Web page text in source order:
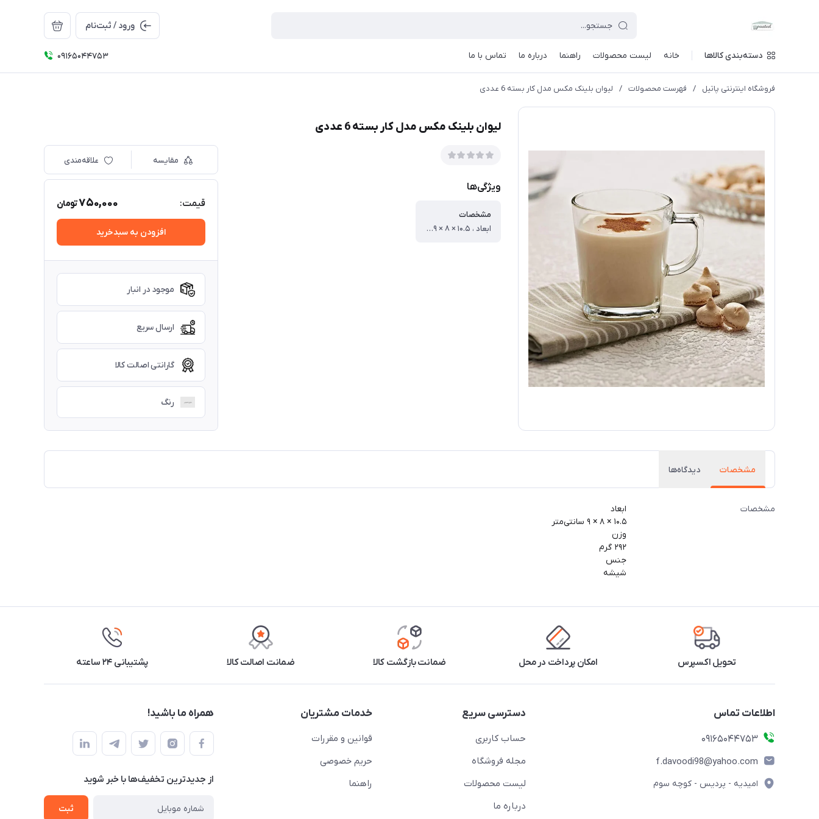
ورود / ثبت‌نام
دسته‌بندی کالاها خانه لیست محصولات راهنما درباره ما تماس با ما 09165044753
فروشگاه اینترنتی پاتیل / فهرست محصولات / لیوان بلینک مکس مدل کار بسته 6 عددی
لیوان بلینک مکس مدل کار بسته 6 عددی
ویژگی‌ها
مشخصات
ابعاد ، ۱۰.۵ × ۸ × ۹ سانتی‌متر ، وزن ، ۲۹۲ گرم ، جنس ، شیشه
مقایسه علاقه‌مندی
قیمت: 750,000تومان
افزودن به سبدخرید
موجود در انبار
ارسال سریع
گارانتی اصالت کالا
رنگ
مشخصات دیدگاه‌ها
مشخصات
ابعاد
۱۰.۵ × ۸ × ۹ سانتی‌متر
وزن
۲۹۲ گرم
جنس
شیشه
تحویل اکسپرس امکان پرداخت در محل ضمانت بازگشت کالا ضمانت اصالت کالا پشتیبانی ۲۴ ساعته
اطلاعات تماس
09165044753
f.davoodi98@yahoo.com
امیدیه - پردیس - کوچه سوم
دسترسی سریع
حساب کاربری
مجله فروشگاه
لیست محصولات
درباره ما
خدمات مشتریان
قوانین و مقررات
حریم خصوصی
راهنما
همراه ما باشید!
از جدید‌ترین تخفیف‌ها با‌ خبر شوید
ثبت